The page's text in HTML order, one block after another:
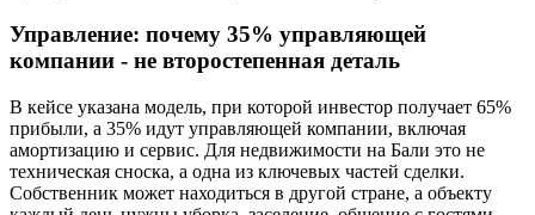
Управление: почему 35% управляющей
компании - не второстепенная деталь
В кейсе указана модель, при которой инвестор получает 65%
прибыли, а 35% идут управляющей компании, включая
амортизацию и сервис. Для недвижимости на Бали это не
техническая сноска, а одна из ключевых частей сделки.
Собственник может находиться в другой стране, а объекту